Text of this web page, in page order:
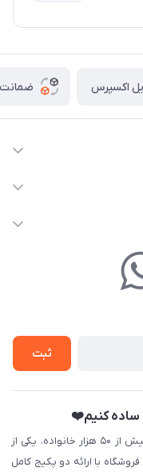
اکسپرس ضمانت
ثبت
ساده کنیم❤️
با سال‌ها سابقه و اعتماد بیش از ۵۰ هزار خانواده، یکی از
با ارائه دو پکیج کامل